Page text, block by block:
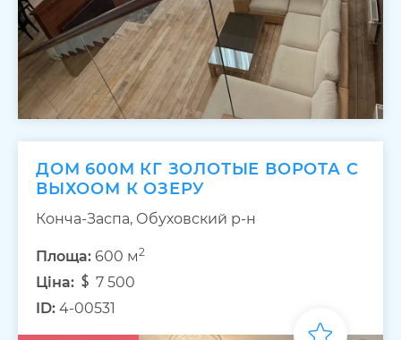
ДОМ 600М КГ ЗОЛОТЫЕ ВОРОТА С
ВЫХООМ К ОЗЕРУ
Конча-Заспа, Обуховский р-н
Площа: 600 м2
Ціна:
7 500
ID: 4-00531